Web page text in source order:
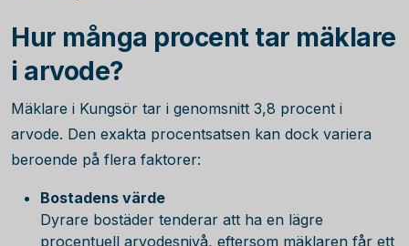
Hur många procent tar mäklare
i arvode?
Mäklare i Kungsör tar i genomsnitt 3,8 procent i
arvode. Den exakta procentsatsen kan dock variera
beroende på flera faktorer:
Bostadens värde
Dyrare bostäder tenderar att ha en lägre
procentuell arvodesnivå, eftersom mäklaren får ett